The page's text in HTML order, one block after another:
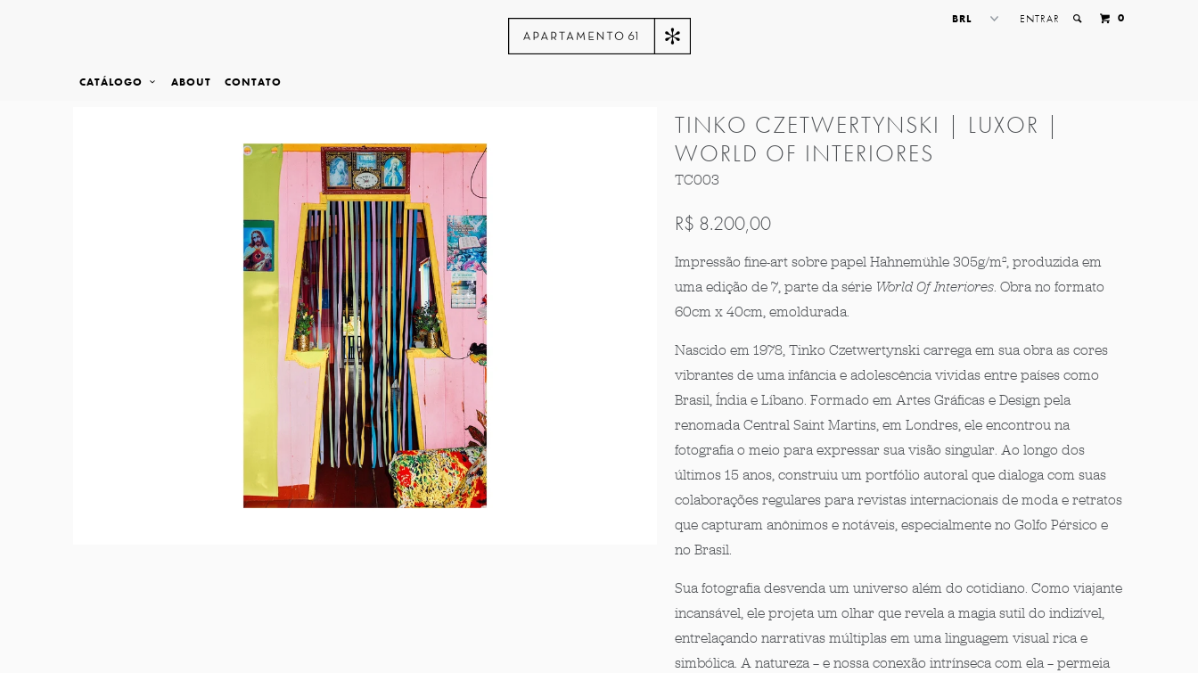
ENTRAR 0
CATÁLOGO ABOUT CONTATO
TINKO CZETWERTYNSKI | LUXOR |
WORLD OF INTERIORES
TC003
R$ 8.200,00
Impressão fine-art sobre papel Hahnemühle 305g/m², produzida em
uma edição de 7, parte da série World Of Interiores. Obra no formato
60cm x 40cm, emoldurada.
Nascido em 1978, Tinko Czetwertynski carrega em sua obra as cores
vibrantes de uma infância e adolescência vividas entre países como
Brasil, Índia e Líbano. Formado em Artes Gráficas e Design pela
renomada Central Saint Martins, em Londres, ele encontrou na
fotografia o meio para expressar sua visão singular. Ao longo dos
últimos 15 anos, construiu um portfólio autoral que dialoga com suas
colaborações regulares para revistas internacionais de moda e retratos
que capturam anônimos e notáveis, especialmente no Golfo Pérsico e
no Brasil.
Sua fotografia desvenda um universo além do cotidiano. Como viajante
incansável, ele projeta um olhar que revela a magia sutil do indizível,
entrelaçando narrativas múltiplas em uma linguagem visual rica e
simbólica. A natureza — e nossa conexão intrínseca com ela — permeia